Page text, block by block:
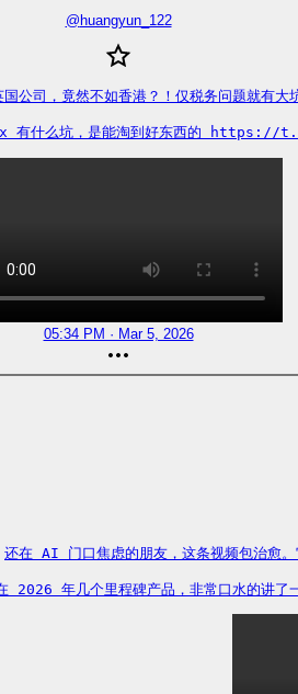
@ huangyun_122
国公司，竟然不如香港？！仅税务问题就有大
有什么坑，是能淘到好东西的 https://
05:34 PM · Mar 5, 2026
还在 AI 门口焦虑的朋友，这条视频包治
2026 年几个里程碑产品，非常口水的